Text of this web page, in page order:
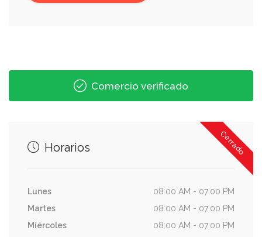
Comercio verificado
Cerrado
Horarios
Lunes
08:00 AM - 07:00 PM
Martes
08:00 AM - 07:00 PM
Miércoles
08:00 AM - 07:00 PM